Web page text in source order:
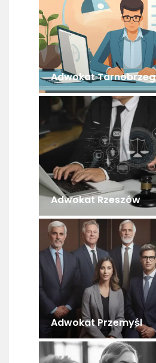
Adwokat Tarnobrzeg
Adwokat Rzeszów
Adwokat Przemyśl